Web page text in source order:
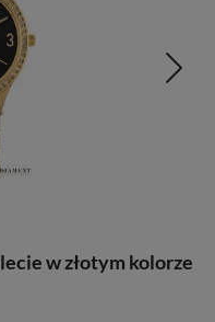
w złotym kolorze